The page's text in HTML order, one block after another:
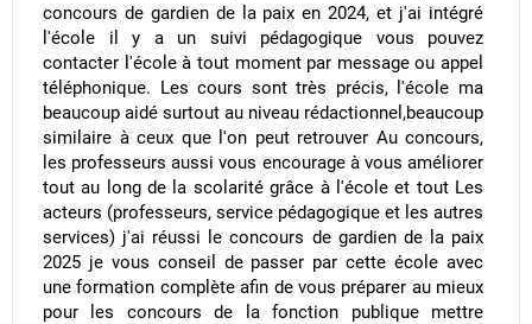
concours de gardien de la paix en 2024, et j'ai intégré
l'école il y a un suivi pédagogique vous pouvez
contacter l'école à tout moment par message ou appel
téléphonique. Les cours sont très précis, l'école ma
beaucoup aidé surtout au niveau rédactionnel,beaucoup
similaire à ceux que l'on peut retrouver Au concours,
les professeurs aussi vous encourage à vous améliorer
tout au long de la scolarité grâce à l'école et tout Les
acteurs (professeurs, service pédagogique et les autres
services) j'ai réussi le concours de gardien de la paix
2025 je vous conseil de passer par cette école avec
une formation complète afin de vous préparer au mieux
pour les concours de la fonction publique mettre